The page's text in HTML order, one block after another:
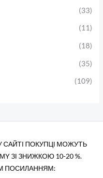
(33)
(11)
(18)
(35)
(109)
ПОКУПЦІ МОЖУТЬ
ЗІ ЗНИЖКОЮ 10-20 %.
ПОСИЛАННЯМ: